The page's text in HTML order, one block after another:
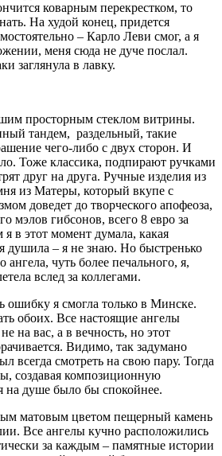
коварным перекрестком, то
На худой конец, придется
– Карло Леви смог, а я
меня сюда не дуче послал.
заглянула в лавку.
просторным стеклом витрины.
тандем, раздельный, такие
чего-либо с двух сторон. И
Тоже классика, подпирают ручками
друг на друга. Ручные изделия из
из Матеры, который вкупе с
доведет до творческого апофеоза,
мэлов гибсонов, всего 8 евро за
в этот момент думала, какая
душила – я не знаю. Но быстренько
ангела, чуть более печального, я,
вслед за коллегами.
ошибку я смогла только в Минске.
обоих. Все настоящие ангелы
на вас, а в вечность, но этот
Видимо, так задумано
всегда смотреть на свою пару. Тогда
создавая композиционную
на душе было бы спокойнее.
матовым цветом пещерный камень
Все ангелы кучно расположились
за каждым – памятные истории